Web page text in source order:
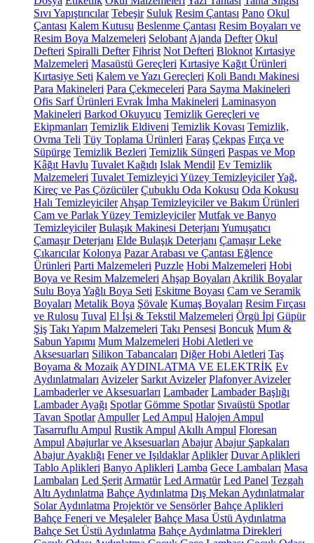
Sıvı Yapıştırıcılar Tebeşir Suluk Resim Çantası Pano Okul
Çantası Kalem Kutusu Beslenme Çantası Resim Boyaları ve
Resim Boya Malzemeleri Selobant Ajanda Defter Okul
Defteri Spiralli Defter Fihrist Not Defteri Bloknot Kırtasiye
Malzemeleri Masaüstü Gereçleri Kırtasiye Kağıt Ürünleri
Kırtasiye Seti Kalem ve Yazı Gereçleri Koli Bandı Makinesi
Para Makineleri Para Çekmeceleri Para Sayma Makineleri
Ofis Sarf Ürünleri Evrak İmha Makineleri Laminasyon
Makineleri Barkod Okuyucu Temizlik Gereçleri ve
Ekipmanları Temizlik Eldiveni Temizlik Kovası Temizlik,
Ovma Teli Tüy Toplama Ürünleri Faraş Çekpas Fırça ve
Süpürge Temizlik Bezleri Temizlik Süngeri Paspas ve Mop
Kâğıt Havlu Tuvalet Kağıdı Islak Mendil Ev Temizlik
Malzemeleri Tuvalet Temizleyici Yüzey TemizleyicilerYağ,
Kireç ve Pas Çözücüler Çubuklu Oda Kokusu Oda Kokusu
Halı Temizleyiciler Ahşap Temizleyiciler ve Bakım Ürünleri
Cam ve Parlak Yüzey Temizleyiciler Mutfak ve Banyo
Temizleyiciler Bulaşık Makinesi Deterjanı Yumuşatıcı
Çamaşır Deterjanı Elde Bulaşık Deterjanı Çamaşır Leke
Çıkarıcılar Kolonya Pazar Arabası ve Çantası Eğlence
Ürünleri Parti Malzemeleri Puzzle Hobi Malzemeleri Hobi
Boya ve Resim Malzemeleri Ahşap Boyaları Akrilik Boyalar
Sulu Boya Yağlı Boya Seti Eskitme Boyası Cam ve Seramik
Boyaları Metalik Boya Şövale Kumaş Boyaları Resim Fırçası
ve Rulosu Tuval El İşi & Tekstil Malzemeleri Örgü İpi Güpür
Şiş Takı Yapım Malzemeleri Takı Pensesi Boncuk Mum &
Sabun Yapımı Mum Malzemeleri Hobi Aletleri ve
Aksesuarları Silikon Tabancaları Diğer Hobi Aletleri Taş
Boyama & Mozaik AYDINLATMA VE ELEKTRİK Ev
Aydınlatmaları Avizeler Sarkıt Avizeler Plafonyer Avizeler
Lambaderler ve Aksesuarları Lambader Lambader Başlığı
Lambader Ayağı Spotlar Gömme Spotlar Sıvaüstü Spotlar
Tavan Spotlar Ampuller Led Ampul Halojen Ampul
Tasarruflu Ampul Rustik Ampul Akıllı Ampul Floresan
Ampul Abajurlar ve Aksesuarları Abajur Abajur Şapkaları
Abajur Ayaklığı Fener ve Işıldaklar Aplikler Duvar Aplikleri
Tablo Aplikleri Banyo Aplikleri Lamba Gece Lambaları Masa
Lambaları Led Şerit Armatür Led Armatür Led Panel Tezgah
Altı Aydınlatma Bahçe Aydınlatma Dış Mekan Aydınlatmalar
Solar Aydınlatma Projektör ve Sensörler Bahçe Aplikleri
Bahçe Feneri ve Meşaleler Bahçe Masa Üstü Aydınlatma
Bahçe Set Üstü Aydınlatma Bahçe Aydınlatma Direkleri